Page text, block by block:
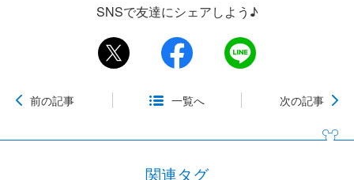
SNSで友達にシェアしよう♪
前の記事 一覧へ 次の記事
関連タグ